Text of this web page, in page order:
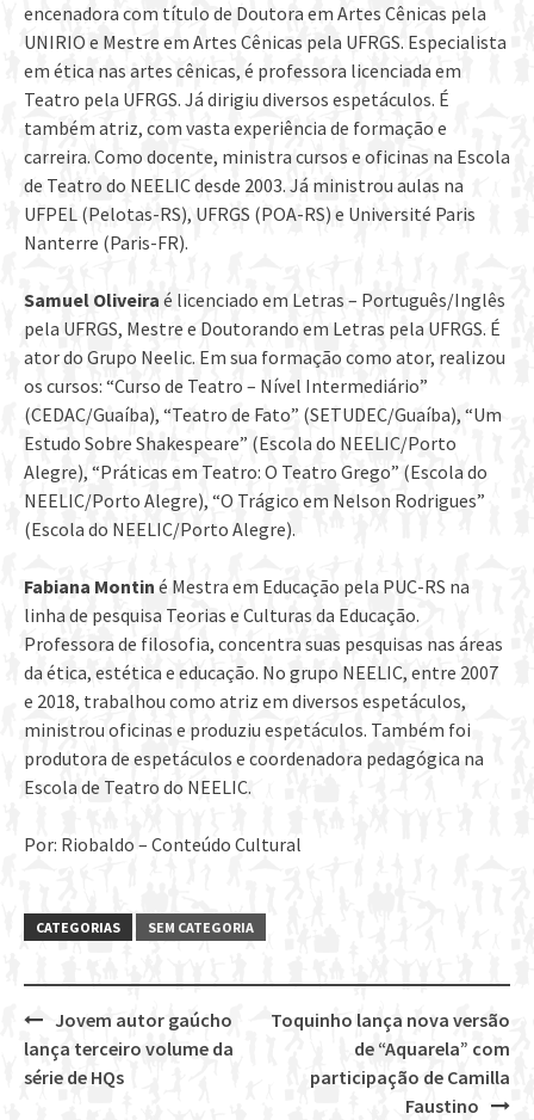
encenadora com título de Doutora em Artes Cênicas pela
UNIRIO e Mestre em Artes Cênicas pela UFRGS. Especialista
em ética nas artes cênicas, é professora licenciada em
Teatro pela UFRGS. Já dirigiu diversos espetáculos. É
também atriz, com vasta experiência de formação e
carreira. Como docente, ministra cursos e oficinas na Escola
de Teatro do NEELIC desde 2003. Já ministrou aulas na
UFPEL (Pelotas-RS), UFRGS (POA-RS) e Université Paris
Nanterre (Paris-FR).
Samuel Oliveira é licenciado em Letras – Português/Inglês
pela UFRGS, Mestre e Doutorando em Letras pela UFRGS. É
ator do Grupo Neelic. Em sua formação como ator, realizou
os cursos: “Curso de Teatro – Nível Intermediário”
(CEDAC/Guaíba), “Teatro de Fato” (SETUDEC/Guaíba), “Um
Estudo Sobre Shakespeare” (Escola do NEELIC/Porto
Alegre), “Práticas em Teatro: O Teatro Grego” (Escola do
NEELIC/Porto Alegre), “O Trágico em Nelson Rodrigues”
(Escola do NEELIC/Porto Alegre).
Fabiana Montin é Mestra em Educação pela PUC-RS na
linha de pesquisa Teorias e Culturas da Educação.
Professora de filosofia, concentra suas pesquisas nas áreas
da ética, estética e educação. No grupo NEELIC, entre 2007
e 2018, trabalhou como atriz em diversos espetáculos,
ministrou oficinas e produziu espetáculos. Também foi
produtora de espetáculos e coordenadora pedagógica na
Escola de Teatro do NEELIC.
Por: Riobaldo – Conteúdo Cultural
CATEGORIAS SEM CATEGORIA
Post
navigation
Toquinho lança nova versão
de “Aquarela” com
participação de Camilla
Faustino
Jovem autor gaúcho
lança terceiro volume da
série de HQs